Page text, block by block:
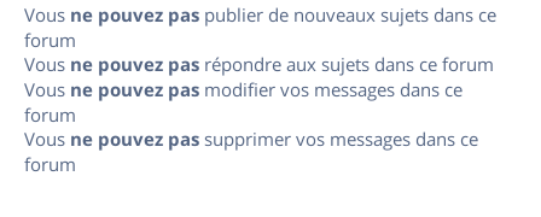
Vous ne pouvez pas publier de nouveaux sujets dans ce
forum
Vous ne pouvez pas répondre aux sujets dans ce forum
Vous ne pouvez pas modifier vos messages dans ce
forum
Vous ne pouvez pas supprimer vos messages dans ce
forum